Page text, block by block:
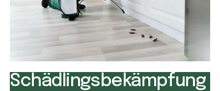
Schädlingsbekämpfung